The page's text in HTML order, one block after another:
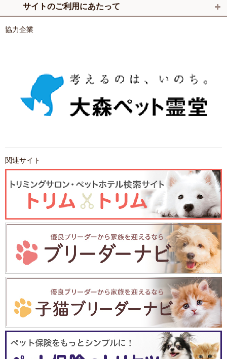
サイトのご利用にあたって
協力企業
関連サイト